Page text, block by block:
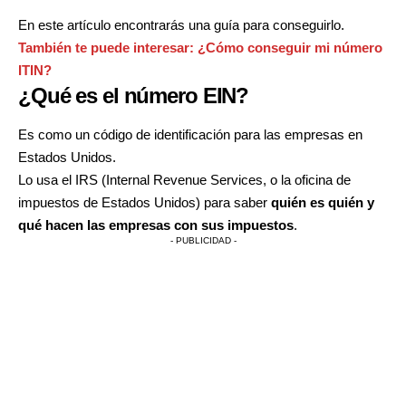
En este artículo encontrarás una guía para conseguirlo.
También te puede interesar: ¿Cómo conseguir mi número
ITIN?
¿Qué es el número EIN?
Es como un código de identificación para las empresas en
Estados Unidos.
Lo usa el IRS (Internal Revenue Services, o la oficina de
impuestos de Estados Unidos) para saber quién es quién y
qué hacen las empresas con sus impuestos.
- PUBLICIDAD -